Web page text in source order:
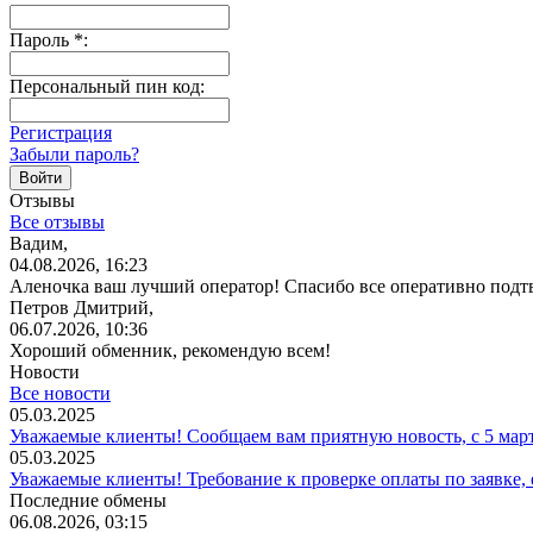
Пароль *:
Персональный пин код:
Регистрация
Забыли пароль?
Отзывы
Все отзывы
Вадим,
04.08.2026, 16:23
Аленочка ваш лучший оператор! Спасибо все оперативно
Петров Дмитрий,
06.07.2026, 10:36
Хороший обменник, рекомендую всем!
Новости
Все новости
05.03.2025
Уважаемые клиенты! Сообщаем вам приятную новость, с 5
05.03.2025
Уважаемые клиенты! Требование к проверке оплаты по
Последние обмены
06.08.2026, 03:15